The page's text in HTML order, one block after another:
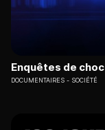
Enquêtes de choc
DOCUMENTAIRES SOCIÉTÉ